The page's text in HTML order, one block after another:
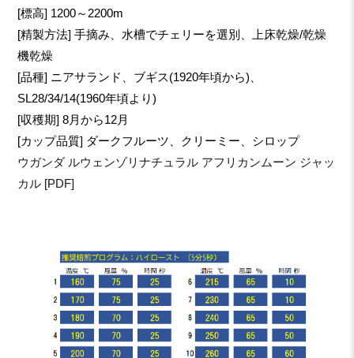
[標高] 1200～2200m
[精製方法] 手摘み、水槽でチェリーを選別、上床乾燥/乾燥
機乾燥
[品種] ニアサランド、ブギス(1920年頃から)、
SL28/34/14(1960年頃より)
[収穫期] 8月から12月
[カップ品質] ダークフルーツ、クリーミー、シロップ
ウガンダ ルウェンゾリナチュラル アフリカンムーン ジャッ
カル [PDF]